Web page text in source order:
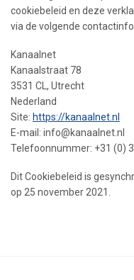
cookiebeleid en deze
via de volgende
Kanaalnet
Kanaalstraat 78
3531 CL, Utrecht
Nederland
Site: https://kanaalnet.nl
E-mail: info@kanaalnet.nl
Telefoonnummer: +31 (0)
Dit Cookiebeleid is
op 25 november 2021.